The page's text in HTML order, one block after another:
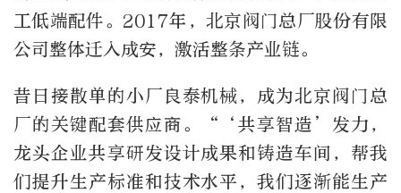
工低端配件。2017年，北京阀门总厂股份有限
公司整体迁入成安，激活整条产业链。
昔日接散单的小厂良泰机械，成为北京阀门总
厂的关键配套供应商。“‘共享智造’发力，
龙头企业共享研发设计成果和铸造车间，帮我
们提升生产标准和技术水平，我们逐渐能生产